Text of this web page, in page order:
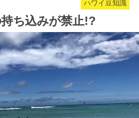
ハワイ豆知識
ち込みが禁止!?